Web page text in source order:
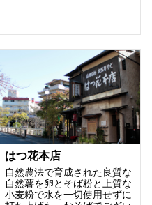
はつ花本店
自然農法で育成された良質な
自然薯を卵とそば粉と上質な
小麦粉で水を一切使用せずに